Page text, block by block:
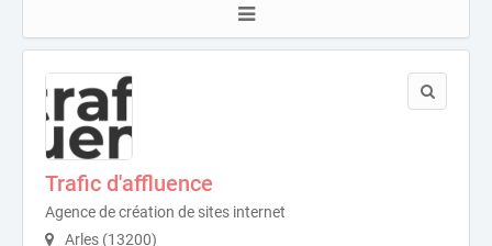
Trafic d'affluence
Agence de création de sites internet
Arles (13200)